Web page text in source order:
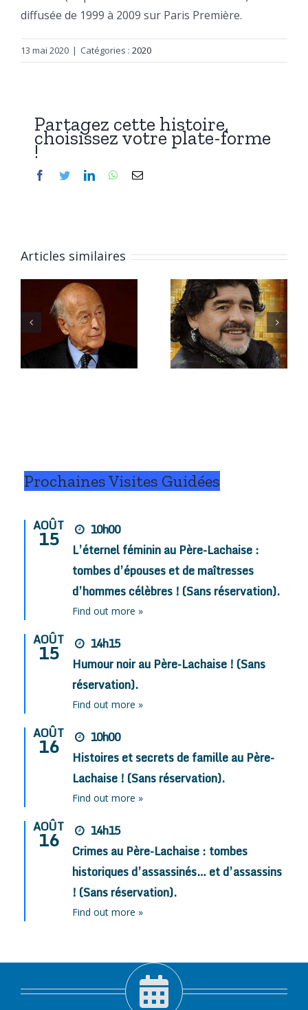
diffusée de 1999 à 2009 sur Paris Première.
13 mai 2020 | Catégories : 2020
Partagez cette histoire,
choisissez votre plate-forme
!
Facebook
TwitterLinkedInWhatsApp
Email
Articles similaires
Novembre
2020
Octobre
2020
Prochaines Visites Guidées
AOÛT
15
10h00
L’éternel féminin au Père-Lachaise :
tombes d’épouses et de maîtresses
d’hommes célèbres ! (Sans réservation).
Find out more »
AOÛT
15
14h15
Humour noir au Père-Lachaise ! (Sans
réservation).
Find out more »
AOÛT
16
10h00
Histoires et secrets de famille au Père-
Lachaise ! (Sans réservation).
Find out more »
AOÛT
16
14h15
Crimes au Père-Lachaise : tombes
historiques d’assassinés… et d’assassins
! (Sans réservation).
Find out more »